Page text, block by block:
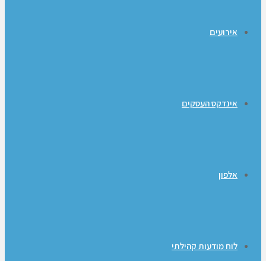
אירועים
אינדקס העסקים
אלפון
לוח מודעות קהילתי